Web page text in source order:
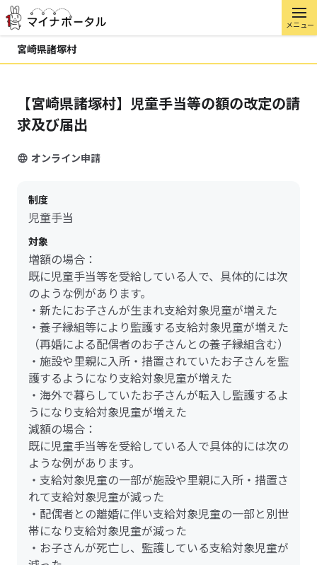
メニュー
宮崎県諸塚村
【宮崎県諸塚村】児童手当等の額の改定の請
求及び届出
オンライン申請
制度
児童手当
対象
増額の場合：
既に児童手当等を受給している人で、具体的には次
のような例があります。
・新たにお子さんが生まれ支給対象児童が増えた
・養子縁組等により監護する支給対象児童が増えた
（再婚による配偶者のお子さんとの養子縁組含む）
・施設や里親に入所・措置されていたお子さんを監
護するようになり支給対象児童が増えた
・海外で暮らしていたお子さんが転入し監護するよ
うになり支給対象児童が増えた
減額の場合：
既に児童手当等を受給している人で具体的には次の
ような例があります。
・支給対象児童の一部が施設や里親に入所・措置さ
れて支給対象児童が減った
・配偶者との離婚に伴い支給対象児童の一部と別世
帯になり支給対象児童が減った
・お子さんが死亡し、監護している支給対象児童が